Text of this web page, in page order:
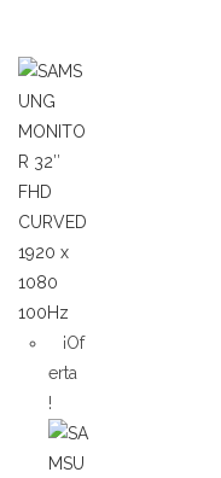
¡Of
erta
!